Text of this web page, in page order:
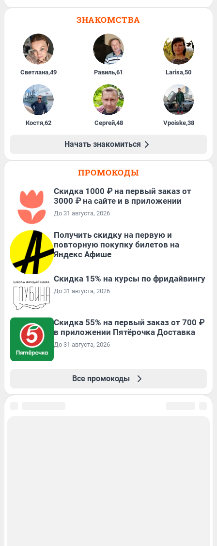
ЗНАКОМСТВА
Светлана,49 Равиль,61 Larisa,50
Костя,62 Сергей,48 Vpoiske,38
Начать знакомиться
ПРОМОКОДЫ
Скидка 1000 ₽ на первый заказ от
3000 ₽ на сайте и в приложении
До 31 августа, 2026
Получить скидку на первую и
повторную покупку билетов на
Яндекс Афише
Скидка 15% на курсы по фридайвингу
До 31 августа, 2026
Скидка 55% на первый заказ от 700 ₽
в приложении Пятёрочка Доставка
До 31 августа, 2026
Все промокоды